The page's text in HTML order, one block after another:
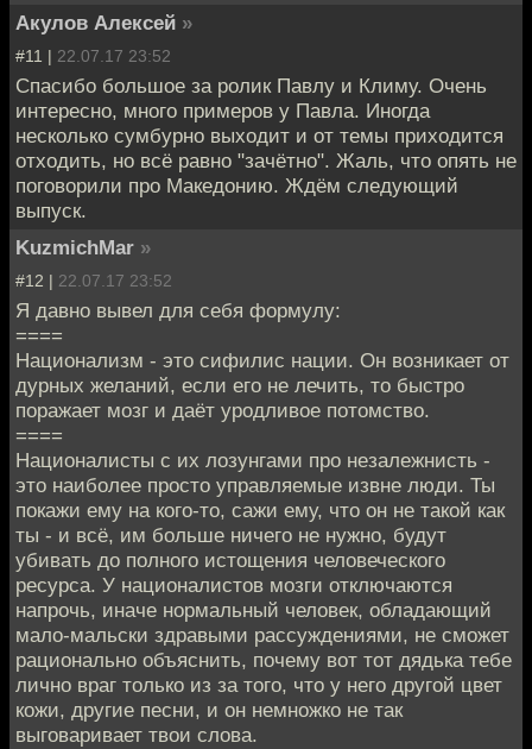
Акулов Алексей »
#11 | 22.07.17 23:52
Спасибо большое за ролик Павлу и Климу. Очень
интересно, много примеров у Павла. Иногда
несколько сумбурно выходит и от темы приходится
отходить, но всё равно "зачётно". Жаль, что опять не
поговорили про Македонию. Ждём следующий
выпуск.
KuzmichMar »
#12 | 22.07.17 23:52
Я давно вывел для себя формулу:
====
Национализм - это сифилис нации. Он возникает от
дурных желаний, если его не лечить, то быстро
поражает мозг и даёт уродливое потомство.
====
Националисты с их лозунгами про незалежнисть -
это наиболее просто управляемые извне люди. Ты
покажи ему на кого-то, сажи ему, что он не такой как
ты - и всё, им больше ничего не нужно, будут
убивать до полного истощения человеческого
ресурса. У националистов мозги отключаются
напрочь, иначе нормальный человек, обладающий
мало-мальски здравыми рассуждениями, не сможет
рационально объяснить, почему вот тот дядька тебе
лично враг только из за того, что у него другой цвет
кожи, другие песни, и он немножко не так
выговаривает твои слова.